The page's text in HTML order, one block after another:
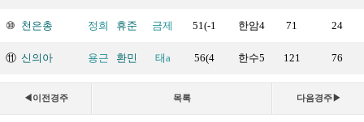
⑩ 천은총 정희 휴준 금제 51(-1 한암4 71 24
⑪ 신의아 용근 환민 태a 56(4 한수5 121 76
◀이전경주 목록 다음경주▶